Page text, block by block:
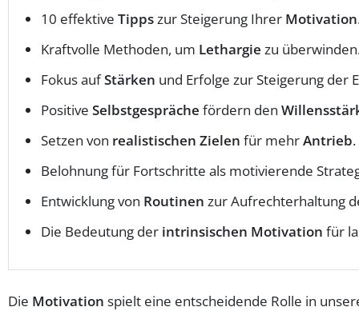
10 effektive Tippszur Steigerung Ihrer Motivation
Kraftvolle Methoden, um Lethargie zu
Fokus aufStärken und Erfolge zur Steigerung der
Positive Selbstgespräche fördern den
Setzen von realistischen Zielen für mehrAntrieb.
Belohnung für Fortschritte als motivierende
Entwicklung von Routinen zur Aufrechterhaltung
Die Bedeutung der intrinsischen Motivation für
Die Motivation spielt eine entscheidende Rolle in